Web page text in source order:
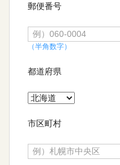
郵便番号
（半角数字）
都道府県
市区町村